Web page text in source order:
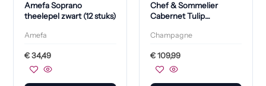
Amefa Soprano
theelepel zwart (12 stuks)
Amefa
€34,49
Chef & Sommelier
Cabernet Tulip
160ml (24 Stuks)
Champagne
€109,99